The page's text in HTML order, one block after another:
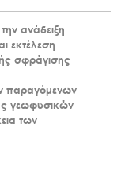
ανάδειξη
εκτέλεση
σφράγισης
παραγόμενων
γεωφυσικών
των